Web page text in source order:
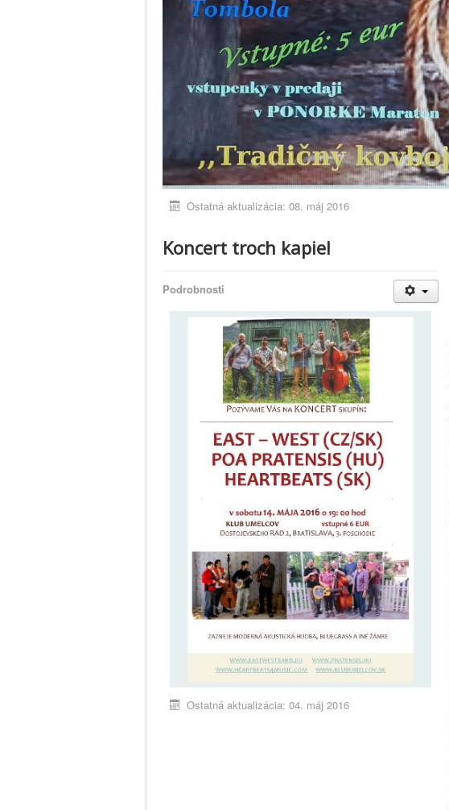
Ostatná aktualizácia: 08. máj 2016
Koncert troch kapiel
Podrobnosti
Ostatná aktualizácia: 04. máj 2016